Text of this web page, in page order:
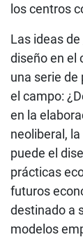
los centros
Las ideas de
diseño en el
una serie
el campo:
en la
neoliberal,
puede el
prácticas
futuros
destinado a
modelos